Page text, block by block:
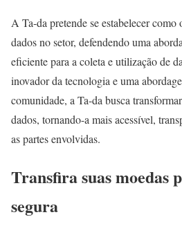
A Ta-da pretende se estabelecer como
dados no setor, defendendo uma
eficiente para a coleta e utilização de
inovador da tecnologia e uma
comunidade, a Ta-da busca
dados, tornando-a mais acessível,
as partes envolvidas.
Transfira suas moedas
segura